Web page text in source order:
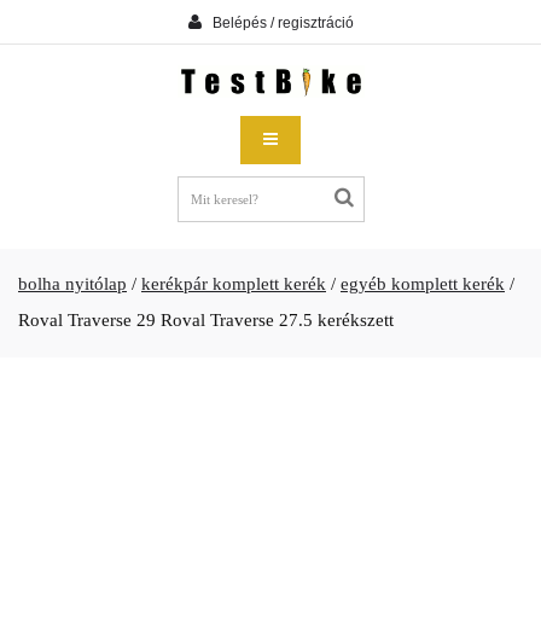
Belépés / regisztráció
bolha nyitólap / kerékpár komplett kerék / egyéb komplett kerék /
Roval Traverse 29 Roval Traverse 27.5 kerékszett